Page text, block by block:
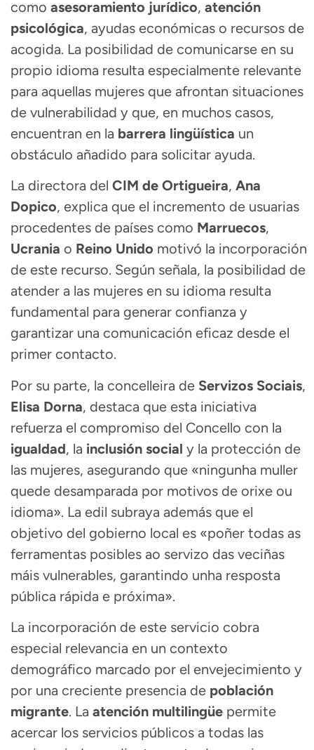
como asesoramiento jurídico, atención
psicológica, ayudas económicas o recursos de
acogida. La posibilidad de comunicarse en su
propio idioma resulta especialmente relevante
para aquellas mujeres que afrontan situaciones
de vulnerabilidad y que, en muchos casos,
encuentran en la barrera lingüística un
obstáculo añadido para solicitar ayuda.
La directora del CIM de Ortigueira, Ana
Dopico, explica que el incremento de usuarias
procedentes de países como Marruecos,
Ucrania o Reino Unido motivó la incorporación
de este recurso. Según señala, la posibilidad de
atender a las mujeres en su idioma resulta
fundamental para generar confianza y
garantizar una comunicación eficaz desde el
primer contacto.
Por su parte, la concelleira de Servizos Sociais,
Elisa Dorna, destaca que esta iniciativa
refuerza el compromiso del Concello con la
igualdad, la inclusión social y la protección de
las mujeres, asegurando que «ningunha muller
quede desamparada por motivos de orixe ou
idioma». La edil subraya además que el
objetivo del gobierno local es «poñer todas as
ferramentas posibles ao servizo das veciñas
máis vulnerables, garantindo unha resposta
pública rápida e próxima».
La incorporación de este servicio cobra
especial relevancia en un contexto
demográfico marcado por el envejecimiento y
por una creciente presencia de población
migrante. La atención multilingüe permite
acercar los servicios públicos a todas las